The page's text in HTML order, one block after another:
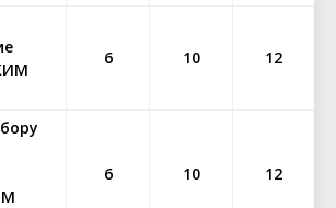
6 10 12
6 10 12